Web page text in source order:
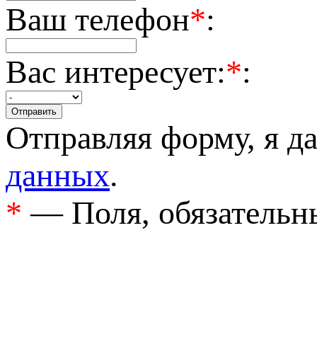
Ваш телефон*:
Вас интересует:*:
Отправляя форму, я
данных.
* — Поля,